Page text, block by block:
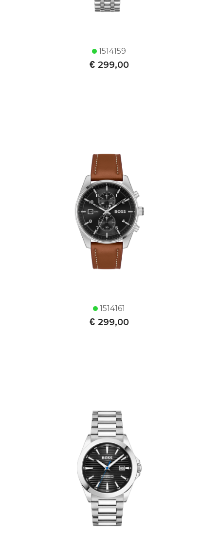
1514159
€ 299,00
1514161
€ 299,00